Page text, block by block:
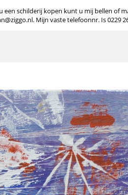
een schilderij kopen kunt u mij bellen of
Mijn vaste telefoonnr. Is 0229